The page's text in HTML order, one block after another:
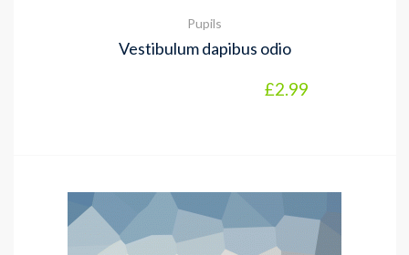
Pupils
Vestibulum dapibus odio
£2.99